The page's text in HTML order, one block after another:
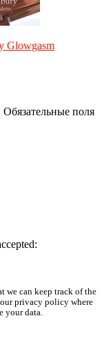
Glowgasm
поля
we can keep track of the
privacy policy where
your data.